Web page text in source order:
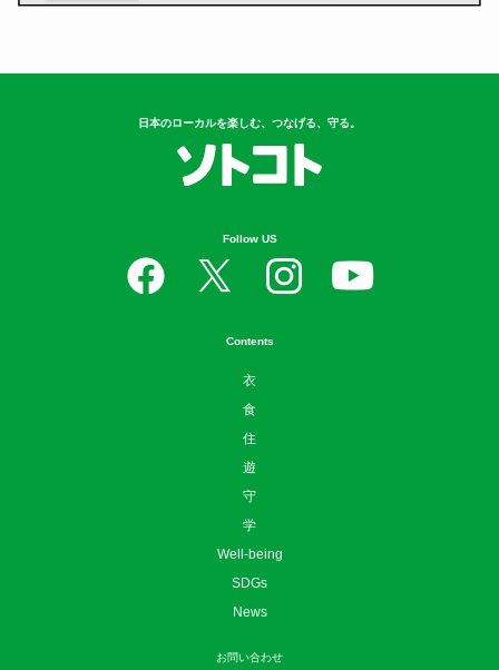
日本のローカルを楽しむ、つなげる、守る。
Follow US
Contents
衣
食
住
遊
守
学
Well-being
SDGs
News
お問い合わせ